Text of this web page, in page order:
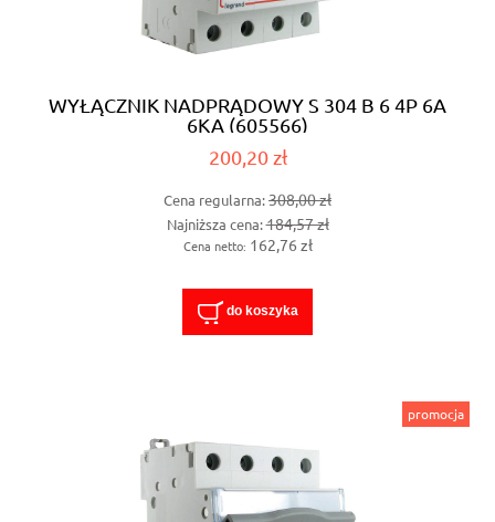
WYŁĄCZNIK NADPRĄDOWY S 304 B 6 4P 6A
6KA (605566)
200,20 zł
Cena regularna:308,00 zł
Najniższa cena:184,57 zł
Cena netto: 162,76 zł
do koszyka
promocja